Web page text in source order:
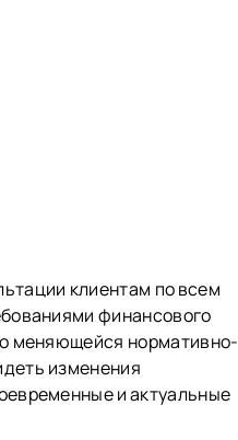
клиентам по всем
финансового
меняющейся нормативно-
изменения
и актуальные